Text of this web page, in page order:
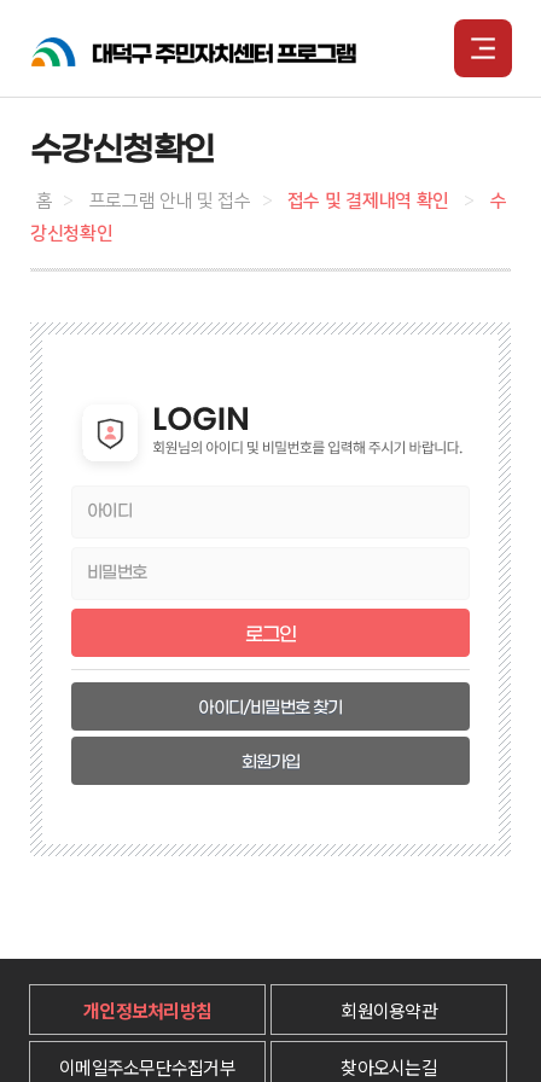
수강신청확인
홈 > 프로그램 안내 및 접수 > 접수 및 결제내역 확인 >
수
강신청확인
아이디/비밀번호 찾기
회원가입
개인정보처리방침 회원이용약관
이메일주소무단수집거부 찾아오시는길